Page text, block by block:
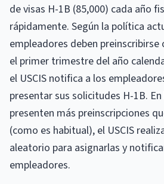
de visas H-1B (85,000) cada año
rápidamente. Según la política
empleadores deben preinscribirse
el primer trimestre del año
el USCIS notifica a los
presentar sus solicitudes H-1B.
presenten más preinscripciones
(como es habitual), el USCIS
aleatorio para asignarlas y
empleadores.